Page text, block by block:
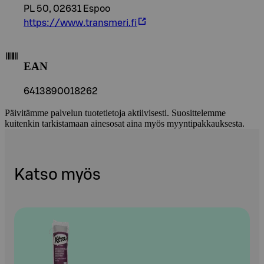
PL 50, 02631 Espoo
https://www.transmeri.fi
EAN
6413890018262
Päivitämme palvelun tuotetietoja aktiivisesti. Suosittelemme
kuitenkin tarkistamaan ainesosat aina myös myyntipakkauksesta.
Katso myös